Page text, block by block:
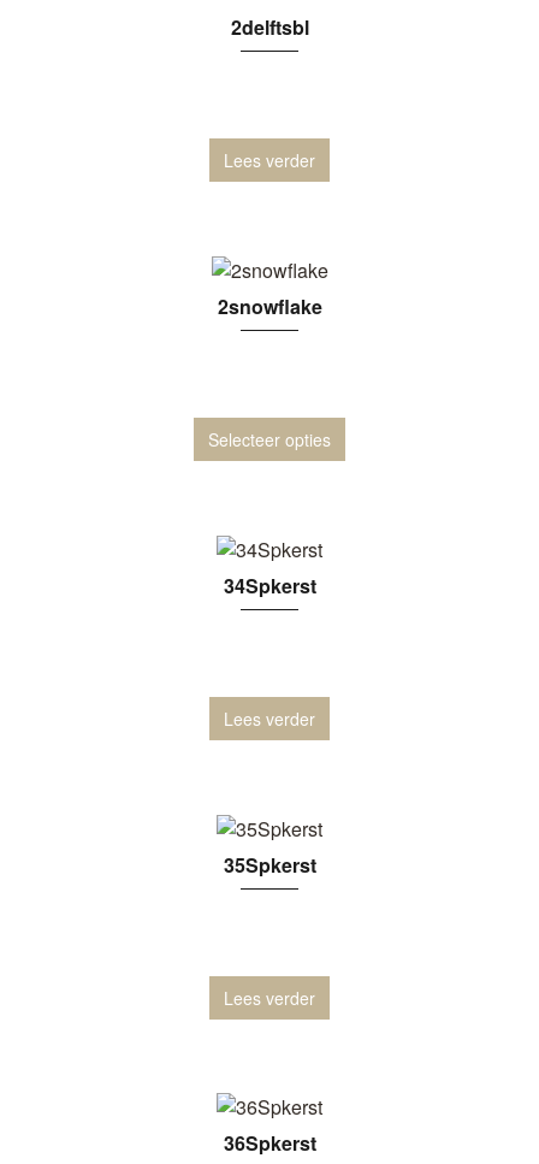
2delftsbl
Lees verder
2snowflake
Selecteer opties
34Spkerst
Lees verder
35Spkerst
Lees verder
36Spkerst